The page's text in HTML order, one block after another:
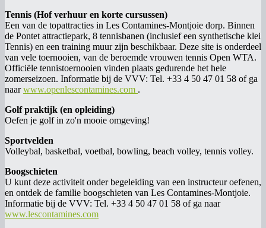
Tennis (Hof verhuur en korte cursussen)
Een van de topattracties in Les Contamines-Montjoie dorp. Binnen
de Pontet attractiepark, 8 tennisbanen (inclusief een synthetische klei
Tennis) en een training muur zijn beschikbaar. Deze site is onderdeel
van vele toernooien, van de beroemde vrouwen tennis Open WTA.
Officiële tennistoernooien vinden plaats gedurende het hele
zomerseizoen. Informatie bij de VVV: Tel. +33 4 50 47 01 58 of ga
naarwww.openlescontamines.com .
Golf praktijk (en opleiding)
Oefen je golf in zo'n mooie omgeving!
Sportvelden
Volleybal, basketbal, voetbal, bowling, beach volley, tennis volley.
Boogschieten
U kunt deze activiteit onder begeleiding van een instructeur oefenen,
en ontdek de familie boogschieten van Les Contamines-Montjoie.
Informatie bij de VVV: Tel. +33 4 50 47 01 58 of ga naar
www.lescontamines.com